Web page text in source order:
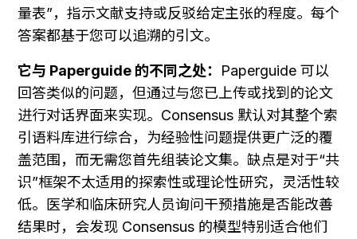
量表”，指示文献支持或反驳给定主张的程度。每个
答案都基于您可以追溯的引文。
它与 Paperguide 的不同之处： Paperguide 可以
回答类似的问题，但通过与您已上传或找到的论文
进行对话界面来实现。Consensus 默认对其整个索
引语料库进行综合，为经验性问题提供更广泛的覆
盖范围，而无需您首先组装论文集。缺点是对于“共
识”框架不太适用的探索性或理论性研究，灵活性较
低。医学和临床研究人员询问干预措施是否能改善
结果时，会发现 Consensus 的模型特别适合他们